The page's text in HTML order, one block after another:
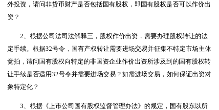
外投资，请问非货币财产是否包括国有股权，即国有股权是否可以作价出
资？
2、根据公司法司法解释三，股权作价出资，需要办理股权转让的法
定手续。根据32号令，国有产权转让需要进场交易并征集不特定市场主体
竞拍，请问国有股权向特定的非国资企业作价出资所涉及到的国有股权转
让手续是否适用32号令并需要进场交易？如需进场交易，如何保证出资对
象特定化？
3、根据《上市公司国有股权监督管理办法》的规定，国有股东以所